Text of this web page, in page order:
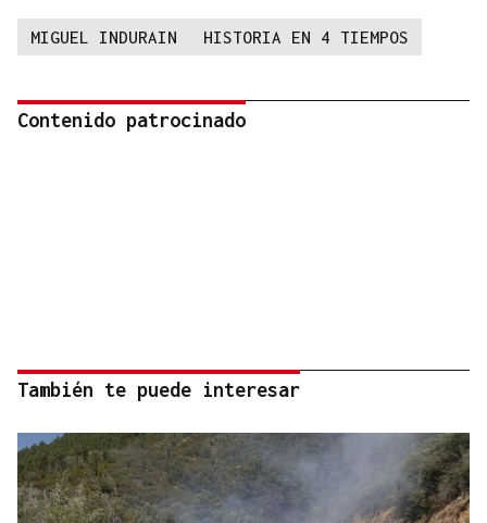
MIGUEL INDURAIN HISTORIA EN 4 TIEMPOS
Contenido patrocinado
También te puede interesar